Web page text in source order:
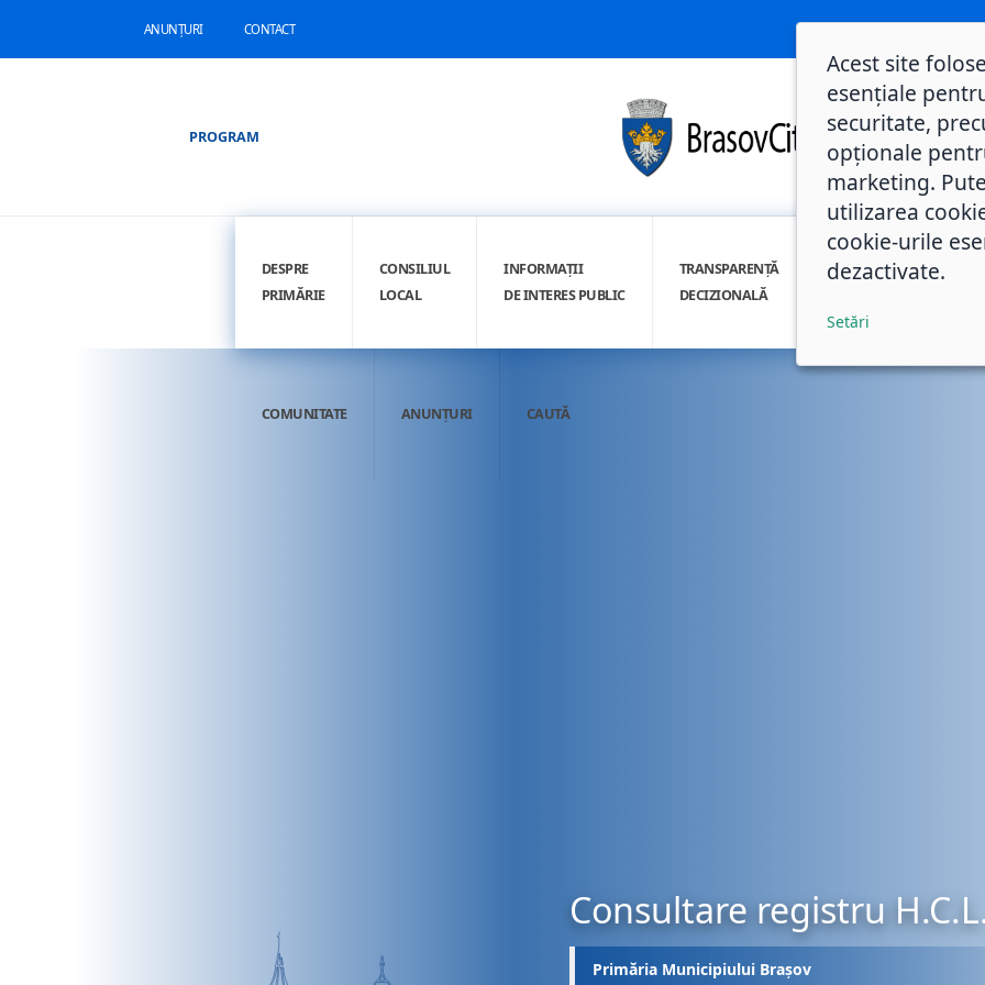
ANUNȚURI CONTACT
PROGRAM
DESPRE
PRIMĂRIE
CONSILIUL
LOCAL
INFORMAȚII
DE INTERES PUBLIC
TRANSPARENȚĂ
DECIZIONALĂ
INTEGRITATE
COMUNITATE ANUNȚURI CAUTĂ
Consultare registru
Primăria Municipiului Brașov
Acest site
esențiale
securitate,
opționale
marketing.
utilizarea
cookie-urile
dezactivate.
Setări